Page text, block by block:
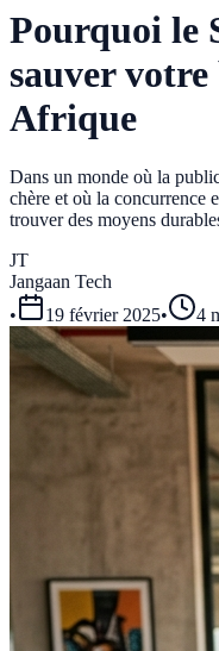
Pourquoi le
sauver votre
Afrique
Dans un monde où la
chère et où la concurrence
trouver des moyens
JT
Jangaan Tech
•
19 février 2025• 4